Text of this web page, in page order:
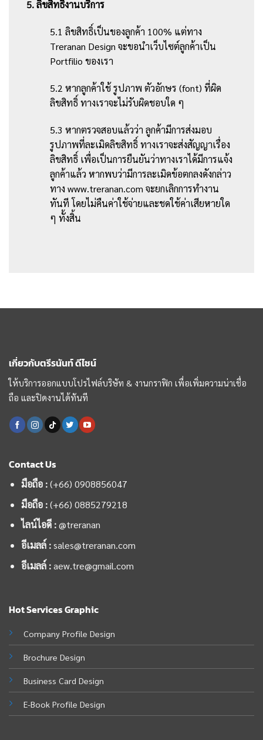
5. ลิขสิทธิ์งานบริการ
5.1 ลิขสิทธิ์เป็นของลูกค้า 100% แต่ทาง
Treranan Design จะขอนำเว็บไซต์ลูกค้าเป็น
Portfilio ของเรา
5.2 หากลูกค้าใช้ รูปภาพ ตัวอักษร (font) ที่ผิด
ลิขสิทธิ์ ทางเราจะไม่รับผิดชอบใด ๆ
5.3 หากตรวจสอบแล้วว่า ลูกค้ามีการส่งมอบ
รูปภาพที่ละเมิดลิขสิทธิ์ ทางเราจะส่งสัญญาเรื่อง
ลิขสิทธิ์ เพื่อเป็นการยืนยันว่าทางเราได้มีการแจ้ง
ลูกค้าแล้ว หากพบว่ามีการละเมิดข้อตกลงดังกล่าว
ทาง www.treranan.com จะยกเลิกการทำงาน
ทันที โดยไม่คืนค่าใช้จ่ายและชดใช้ค่าเสียหายใด
ๆ ทั้งสิ้น
เกี่ยวกับตรีรนันท์ ดีไซน์
ให้บริการออกแบบโปรไฟล์บริษัท & งานกราฟิก เพื่อเพิ่มความน่าเชื่อ
ถือ และปิดงานได้ทันที
Hot Services Graphic
Company Profile Design
Brochure Design
Business Card Design
E-Book Profile Design
Contact Us
มือถือ :(+66) 0908856047
มือถือ : (+66) 0885279218
ไลน์ไอดี :@treranan
อีเมลล์ :sales@treranan.com
อีเมลล์ :aew.tre@gmail.com